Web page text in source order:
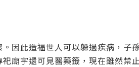
因此造福世人可以躲過疾病，子
廟宇還可見醫藥籤，現在雖然禁